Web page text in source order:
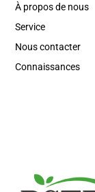
À propos de nous
Service
Nous contacter
Connaissances
Spanish